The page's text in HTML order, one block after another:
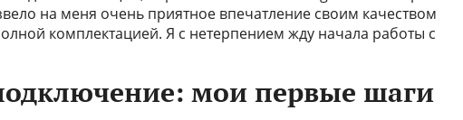
на меня очень приятное впечатление своим качеством
комплектацией. Я с нетерпением жду начала работы с
мои первые шаги